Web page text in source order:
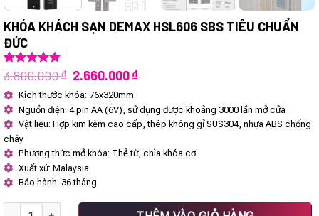
KHÓA KHÁCH SẠN DEMAX HSL606 SBS TIÊU CHUẨN
ĐỨC
5.00trên 5
1
đánh giá
3.800.000₫ Giá
gốc
là:
3.800.000 ₫.
2.660.000₫Giá
là:
2.660.000 ₫.
Kích thước khóa: 76x320mm
Nguồn điện: 4 pin AA (6V), sử dụng được khoảng 3000 lần mở cửa
Vật liệu: Hợp kim kẽm cao cấp, thép không gỉ SUS304, nhựa ABS chống
cháy
Phương thức mở khóa: Thẻ từ, chìa khóa cơ
Xuất xứ: Malaysia
Bảo hành: 36 tháng
Khóa khách sạn DEMAX HSL606 SBS tiêu chuẩn Đức số lượng